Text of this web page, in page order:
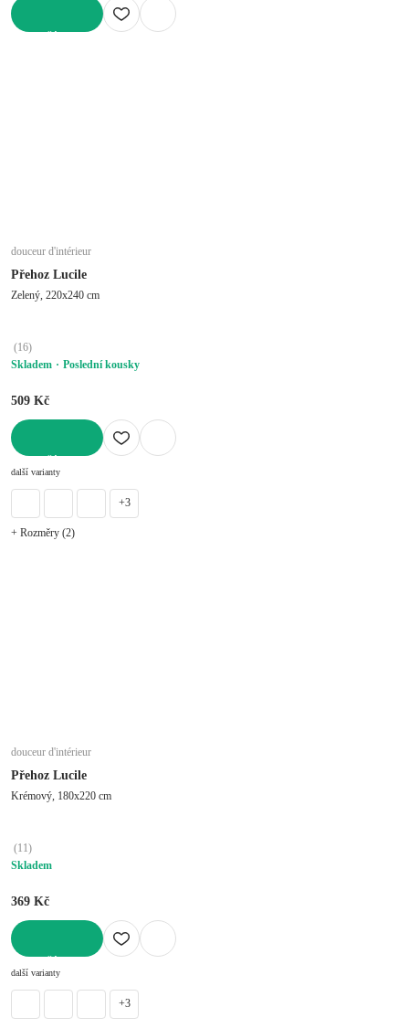
douceur d'intérieur
Přehoz Lucile
Zelený, 220x240 cm
(16)
Skladem
Poslední kousky
509 Kč
další varianty
+3
+ Rozměry (2)
douceur d'intérieur
Přehoz Lucile
Krémový, 180x220 cm
(11)
Skladem
369 Kč
další varianty
+3